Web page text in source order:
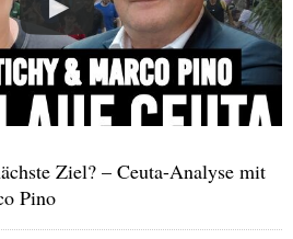
Ziel? – Ceuta-Analyse mit
Pino